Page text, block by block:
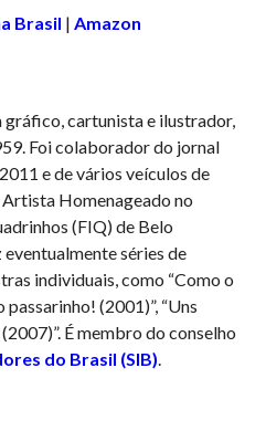
Brasil | Amazon
gráfico, cartunista e ilustrador,
Foi colaborador do jornal
e de vários veículos de
Homenageado no
(FIQ) de Belo
séries de
individuais, como “Como o
(2001)”, “Uns
É membro do conselho
do Brasil (SIB)